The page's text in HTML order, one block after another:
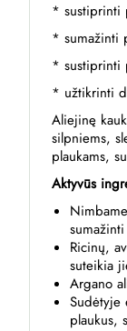
* sustiprinti
* sumažinti
* sustiprinti
* užtikrinti
Aliejinę
silpniems,
plaukams,
Aktyvūs
Ricinų,
suteikia
Argano
Sudėtyje
plaukus,